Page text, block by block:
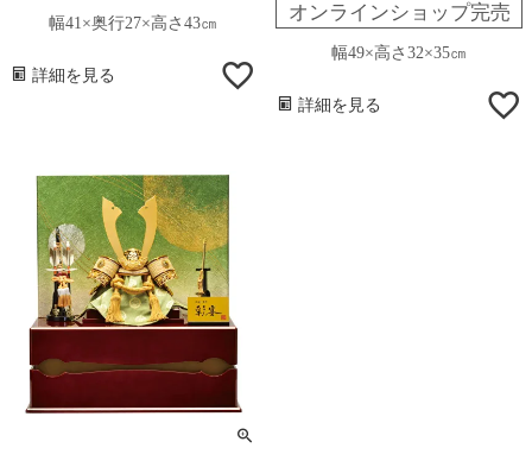
幅41×奥行27×高さ43㎝
詳細を見る
オンラインショップ完売
幅49×高さ32×35㎝
詳細を見る